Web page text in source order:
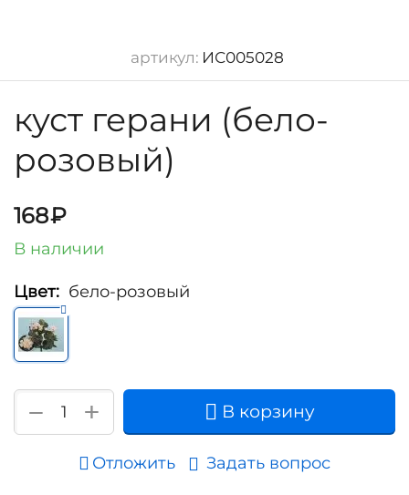
артикул: ИС005028
куст герани (бело-
розовый)
168₽
В наличии
Цвет: бело-розовый
+
− В корзину
Отложить Задать вопрос